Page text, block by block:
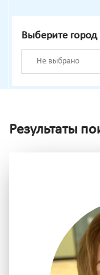
Выберите город
Не выбрано
Результаты